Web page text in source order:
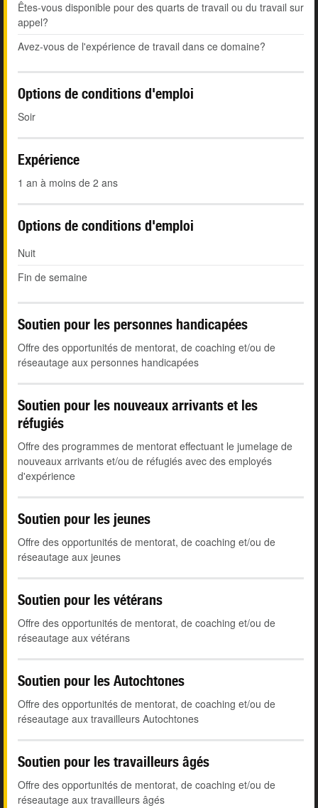
Êtes-vous disponible pour des quarts de travail ou du travail sur
appel?
Avez-vous de l'expérience de travail dans ce domaine?
Options de conditions d'emploi
Soir
Expérience
1 an à moins de 2 ans
Options de conditions d'emploi
Nuit
Fin de semaine
Soutien pour les personnes handicapées
Offre des opportunités de mentorat, de coaching et/ou de
réseautage aux personnes handicapées
Soutien pour les nouveaux arrivants et les
réfugiés
Offre des programmes de mentorat effectuant le jumelage de
nouveaux arrivants et/ou de réfugiés avec des employés
d'expérience
Soutien pour les jeunes
Offre des opportunités de mentorat, de coaching et/ou de
réseautage aux jeunes
Soutien pour les vétérans
Offre des opportunités de mentorat, de coaching et/ou de
réseautage aux vétérans
Soutien pour les Autochtones
Offre des opportunités de mentorat, de coaching et/ou de
réseautage aux travailleurs Autochtones
Soutien pour les travailleurs âgés
Offre des opportunités de mentorat, de coaching et/ou de
réseautage aux travailleurs âgés